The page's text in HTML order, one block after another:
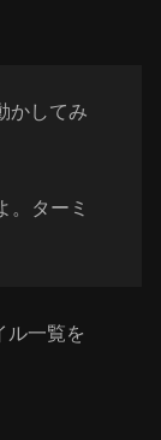
かしてみ
。ターミ
ル一覧を